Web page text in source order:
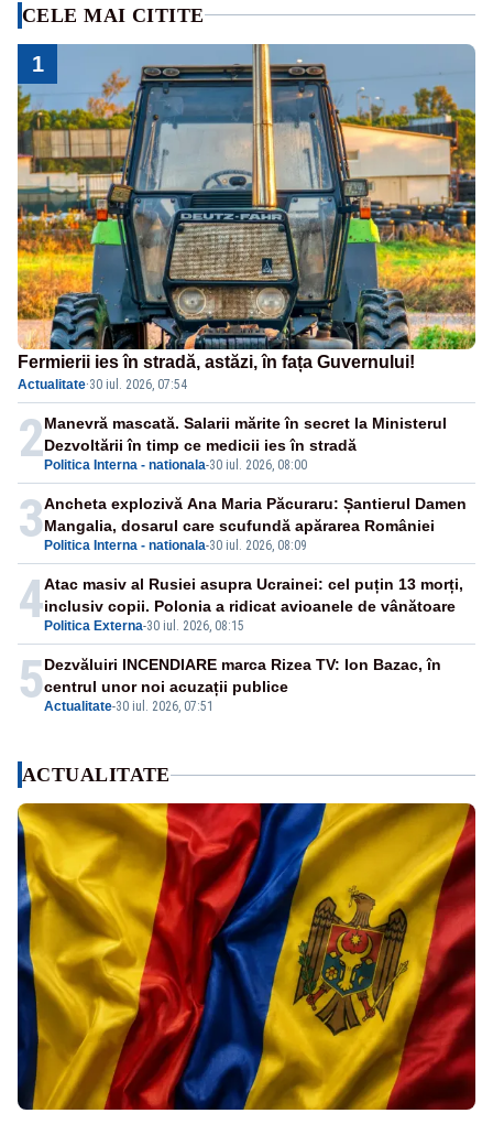
CELE MAI CITITE
1
Fermierii ies în stradă, astăzi, în fața Guvernului!
Actualitate·30 iul. 2026, 07:54
2 Politica Interna - nationala-30 iul. 2026, 08:00
Manevră mascată. Salarii mărite în secret la Ministerul
Dezvoltării în timp ce medicii ies în stradă
3 Politica Interna - nationala-30 iul. 2026, 08:09
Ancheta explozivă Ana Maria Păcuraru: Șantierul Damen
Mangalia, dosarul care scufundă apărarea României
4 Politica Externa-30 iul. 2026, 08:15
Atac masiv al Rusiei asupra Ucrainei: cel puțin 13 morți,
inclusiv copii. Polonia a ridicat avioanele de vânătoare
5Actualitate-30 iul. 2026, 07:51
Dezvăluiri INCENDIARE marca Rizea TV: Ion Bazac, în
centrul unor noi acuzații publice
ACTUALITATE